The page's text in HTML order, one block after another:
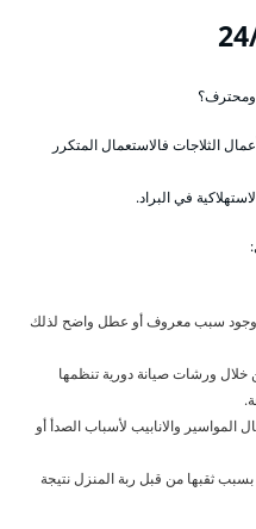
الثلاجات فالاستعمال المتكرر
في البراد.
وجود سبب معروف أو عطل واضح لذلك
خلال ورشات صيانة دورية تنظمها
والانابيب لأسباب الصدأ أو
بسبب ثقبها من قبل ربة المنزل نتيجة